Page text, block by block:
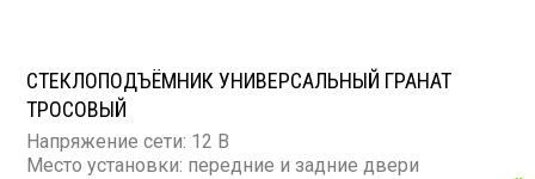
СТЕКЛОПОДЪЁМНИК УНИВЕРСАЛЬНЫЙ ГРАНАТ
ТРОСОВЫЙ
Напряжение сети: 12 В
Место установки: передние и задние двери